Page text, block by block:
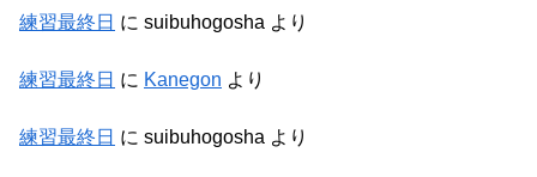
練習最終日 に suibuhogosha より
練習最終日 に Kanegon より
練習最終日 に suibuhogosha より